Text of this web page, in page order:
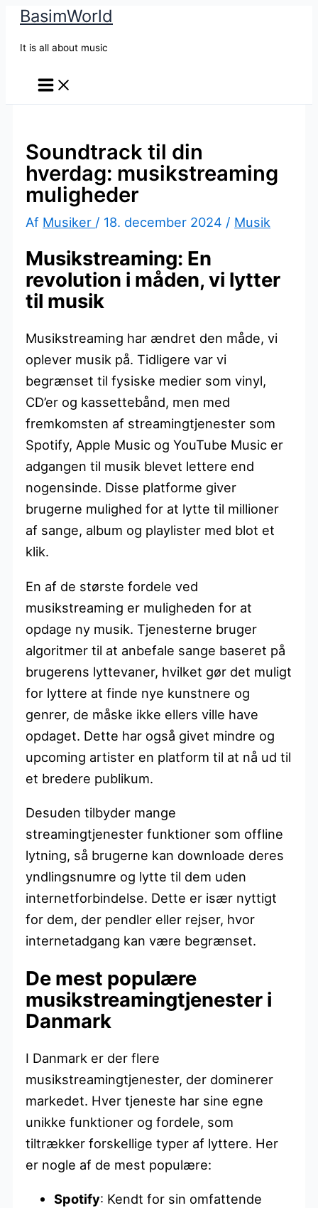
BasimWorld
It is all about music
Soundtrack til din
hverdag: musikstreaming
muligheder
Af Musiker / 18. december 2024 / Musik
Musikstreaming: En
revolution i måden, vi lytter
til musik
Musikstreaming har ændret den måde, vi
oplever musik på. Tidligere var vi
begrænset til fysiske medier som vinyl,
CD’er og kassettebånd, men med
fremkomsten af streamingtjenester som
Spotify, Apple Music og YouTube Music er
adgangen til musik blevet lettere end
nogensinde. Disse platforme giver
brugerne mulighed for at lytte til millioner
af sange, album og playlister med blot et
klik.
En af de største fordele ved
musikstreaming er muligheden for at
opdage ny musik. Tjenesterne bruger
algoritmer til at anbefale sange baseret på
brugerens lyttevaner, hvilket gør det muligt
for lyttere at finde nye kunstnere og
genrer, de måske ikke ellers ville have
opdaget. Dette har også givet mindre og
upcoming artister en platform til at nå ud til
et bredere publikum.
Desuden tilbyder mange
streamingtjenester funktioner som offline
lytning, så brugerne kan downloade deres
yndlingsnumre og lytte til dem uden
internetforbindelse. Dette er især nyttigt
for dem, der pendler eller rejser, hvor
internetadgang kan være begrænset.
De mest populære
musikstreamingtjenester i
Danmark
I Danmark er der flere
musikstreamingtjenester, der dominerer
markedet. Hver tjeneste har sine egne
unikke funktioner og fordele, som
tiltrækker forskellige typer af lyttere. Her
er nogle af de mest populære:
Spotify: Kendt for sin omfattende